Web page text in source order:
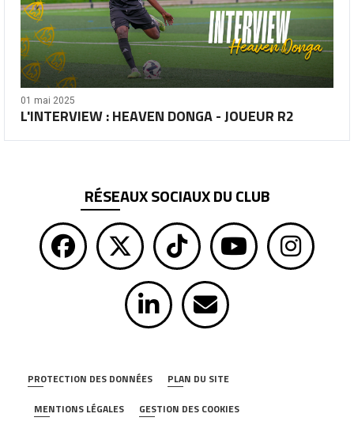
01 mai 2025
L'INTERVIEW : HEAVEN DONGA - JOUEUR R2
RÉSEAUX SOCIAUX DU CLUB
PROTECTION DES DONNÉES
PLAN DU SITE
MENTIONS LÉGALES
GESTION DES COOKIES